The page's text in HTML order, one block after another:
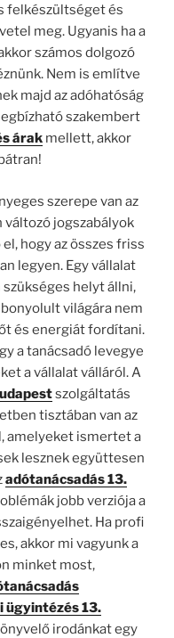
felkészültséget és
meg. Ugyanis ha a
számos dolgozó
Nem is említve
majd az adóhatóság
szakembert
árak mellett, akkor
szerepe van az
változó jogszabályok
hogy az összes friss
legyen. Egy vállalat
helyt állni,
világára nem
és energiát fordítani.
a tanácsadó levegye
a vállalat válláról. A
szolgáltatás
tisztában van az
amelyeket ismertet a
lesznek együttesen
adótanácsadás 13.
jobb verziója a
Ha profi
akkor mi vagyunk a
minket most,
ügyintézés 13.
irodánkat egy